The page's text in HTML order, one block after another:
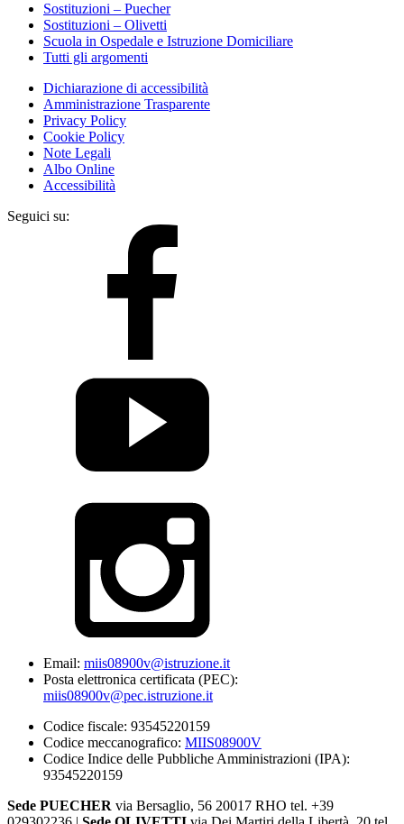
Sostituzioni – Puecher
Sostituzioni – Olivetti
Scuola in Ospedale e Istruzione Domiciliare
Tutti gli argomenti
Dichiarazione di accessibilità
Amministrazione Trasparente
Privacy Policy
Cookie Policy
Note Legali
Albo Online
Accessibilità
Seguici su:
Email: miis08900v@istruzione.it
Posta elettronica certificata (PEC):
miis08900v@pec.istruzione.it
Codice fiscale: 93545220159
Codice meccanografico: MIIS08900V
Codice Indice delle Pubbliche Amministrazioni (IPA):
93545220159
Sede PUECHER via Bersaglio, 56 20017 RHO tel. +39